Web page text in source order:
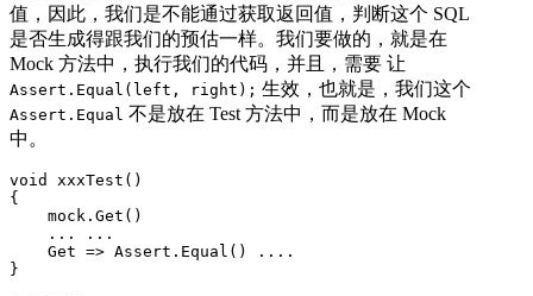
值，因此，我们是不能通过获取返回值，判断这个 SQL
是否生成得跟我们的预估一样。我们要做的，就是在
Mock 方法中，执行我们的代码，并且，需要 让
Assert.Equal(left, right); 生效，也就是，我们这个
Assert.Equal 不是放在 Test 方法中，而是放在 Mock
中。
void xxxTest()
{
    mock.Get()
    ... ...
    Get => Assert.Equal() ....
}